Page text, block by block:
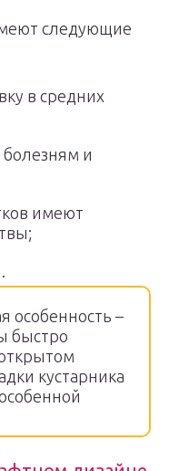
следующие
в средних
и
имеют
особенность –
быстро
кустарника